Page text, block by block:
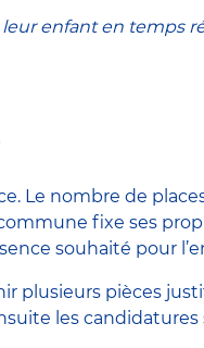
enfant en temps
Le nombre de
fixe ses
souhaité pour
plusieurs pièces
les candidatures